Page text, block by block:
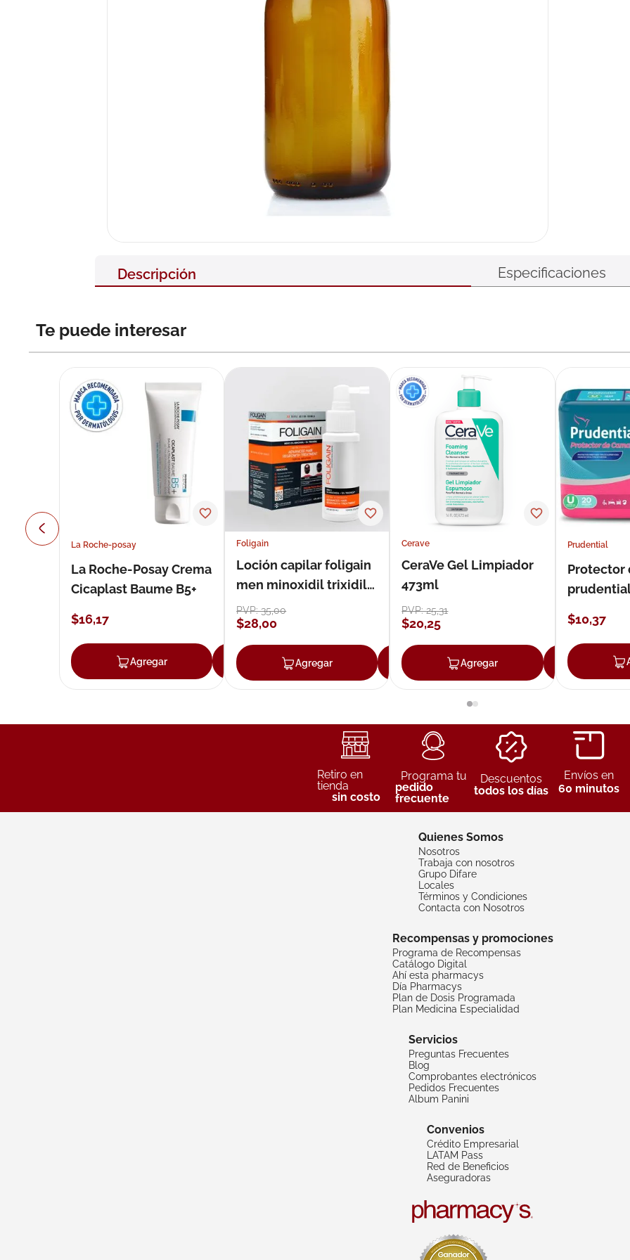
Descripción Especificaciones
Te puede interesar
La Roche-posay
La Roche-Posay Crema
Cicaplast Baume B5+
$16,17
Agregar Agregar
Foligain
Loción capilar foligain
men minoxidil trixidil
loción 59 ml
PVP:35,00
$28,00
Agregar Agregar
Cerave
CeraVe Gel Limpiador
473ml
PVP:25,31
$20,25
Agregar
Prudential
Protector
$10,37
Retiro en
tienda
sin costo
Programa tu
pedido
frecuente
Descuentos
todos los días
Envíos en
60 minutos
Quienes Somos
Nosotros
Trabaja con nosotros
Grupo Difare
Locales
Términos y Condiciones
Contacta con Nosotros
Recompensas y promociones
Programa de Recompensas
Catálogo Digital
Ahí esta pharmacys
Día Pharmacys
Plan de Dosis Programada
Plan Medicina Especialidad
Servicios
Preguntas Frecuentes
Blog
Comprobantes electrónicos
Pedidos Frecuentes
Album Panini
Convenios
Crédito Empresarial
LATAM Pass
Red de Beneficios
Aseguradoras
pañales